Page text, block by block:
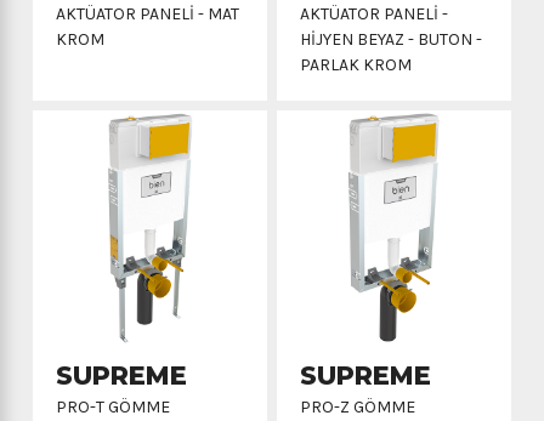
AKTÜATOR PANELI - MAT
KROM
AKTÜATOR PANELI -
HIJYEN BEYAZ - BUTON -
PARLAK KROM
SUPREME
PRO-T GÖMME
SUPREME
PRO-Z GÖMME